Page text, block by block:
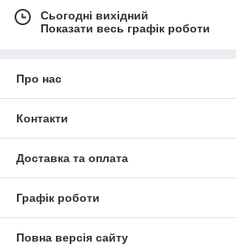
Сьогодні вихідний
Показати весь графік роботи
Про нас
Контакти
Доставка та оплата
Графік роботи
Повна версія сайту